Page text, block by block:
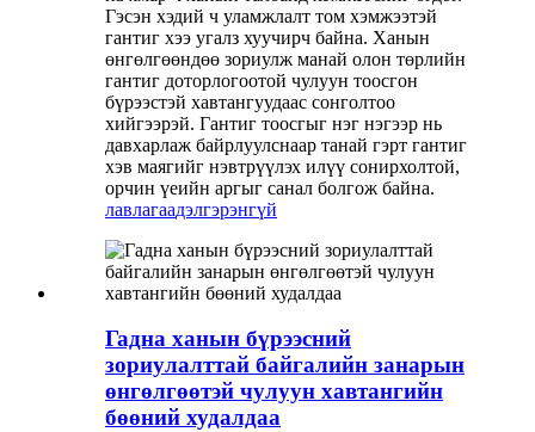
Гэсэн хэдий ч уламжлалт том хэмжээтэй
гантиг хээ угалз хуучирч байна. Ханын
өнгөлгөөндөө зориулж манай олон төрлийн
гантиг доторлогоотой чулуун тоосгон
бүрээстэй хавтангуудаас сонголтоо
хийгээрэй. Гантиг тоосгыг нэг нэгээр нь
давхарлаж байрлуулснаар танай гэрт гантиг
хэв маягийг нэвтрүүлэх илүү сонирхолтой,
орчин үеийн аргыг санал болгож байна.
лавлагаадэлгэрэнгүй
Гадна ханын бүрээсний
зориулалттай байгалийн занарын
өнгөлгөөтэй чулуун хавтангийн
бөөний худалдаа